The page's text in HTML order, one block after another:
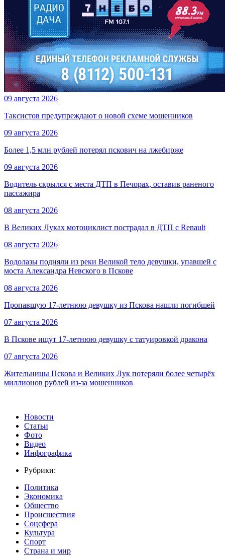
09 августа 2026
Таксистов предупреждают о новой схеме мошенников
09 августа 2026
Более 1,5 млн рублей потерял пскович на лжебирже
09 августа 2026
Водитель скрылся с места ДТП в Печорах, оставив раненого
пассажира
08 августа 2026
В Великих Луках мотоциклист пострадал в ДТП с Renault
08 августа 2026
Водолазы подняли из реки Великой тело девушки, упавшей с
моста Александра Невского в Пскове
08 августа 2026
Пропавшую 17-летнюю девушку из Пскова нашли погибшей
07 августа 2026
В Пскове ищут 17‑летнюю девушку с татуировкой дракона
07 августа 2026
Жительницы Пскова и Великих Лук потеряли более четырёх
миллионов рублей из-за мошенников
Новости
Статьи
Фото
Видео
Инфографика
Рубрики:
Политика
Экономика
Общество
Происшествия
Соцсфера
Культура
Спорт
Страна и мир